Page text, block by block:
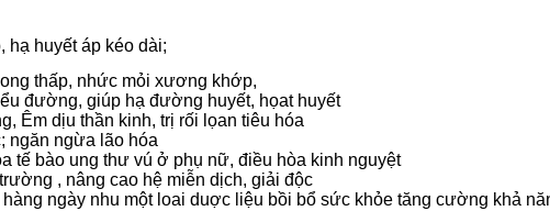
hạ huyết áp kéo dài;
thấp, nhức mỏi xương khớp,
đường, giúp hạ đường huyết, họat huyết
Êm dịu thần kinh, trị rối lọan tiêu hóa
ngăn ngừa lão hóa
tế bào ung thư vú ở phụ nữ, điều hòa kinh nguyệt
, nâng cao hệ miễn dịch, giải độc
ngày nhu một loai duợc liệu bồi bổ sức khỏe tăng cường khả